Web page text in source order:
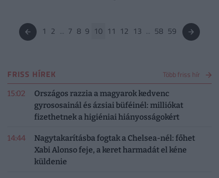
1 2 ... 7 8 9 10 11 12 13 ... 58 59
FRISS HÍREK Több friss hír
15:02
Országos razzia a magyarok kedvenc
gyrososainál és ázsiai büféinél: milliókat
fizethetnek a higiéniai hiányosságokért
14:44
Nagytakarításba fogtak a Chelsea-nél: főhet
Xabi Alonso feje, a keret harmadát el kéne
küldenie